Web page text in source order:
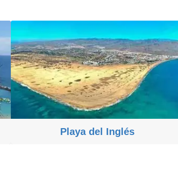
Playa del Inglés